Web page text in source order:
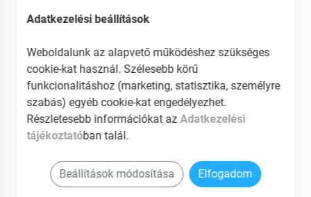
Segít a székrekedés elkerülésében
EAN: 5997636140529
Adatkezelési beállítások
Weboldalunk az alapvető működéshez szükséges
cookie-kat használ. Szélesebb körű
funkcionalitáshoz (marketing, statisztika, személyre
szabás) egyéb cookie-kat engedélyezhet.
Részletesebb információkat az Adatkezelési
tájékoztatóban talál.
Beállítások módosítása Elfogadom